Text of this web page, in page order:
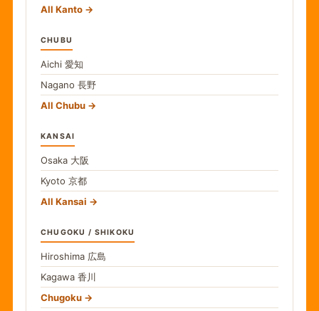
All Kanto
CHUBU
Aichi 愛知
Nagano 長野
All Chubu
KANSAI
Osaka 大阪
Kyoto 京都
All Kansai
CHUGOKU / SHIKOKU
Hiroshima 広島
Kagawa 香川
Chugoku